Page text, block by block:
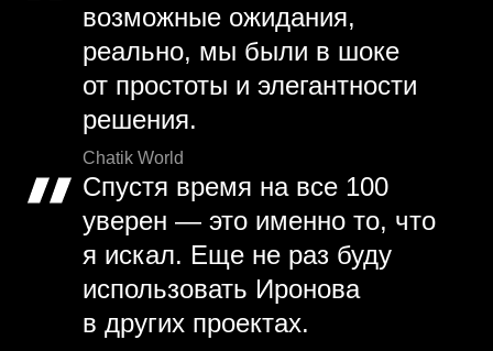
возможные ожидания,
реально, мы были в шоке
от простоты и элегантности
решения.
Chatik World
Спустя время на все 100
уверен — это именно то, что
я искал. Еще не раз буду
использовать Иронова
в других проектах.